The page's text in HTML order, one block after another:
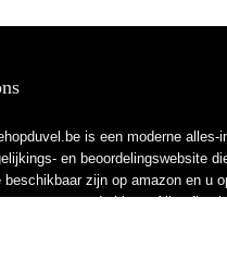
is een moderne alles-
en beoordelingswebsite
beschikbaar zijn op amazon en u
toegevoegde blogs. Alle